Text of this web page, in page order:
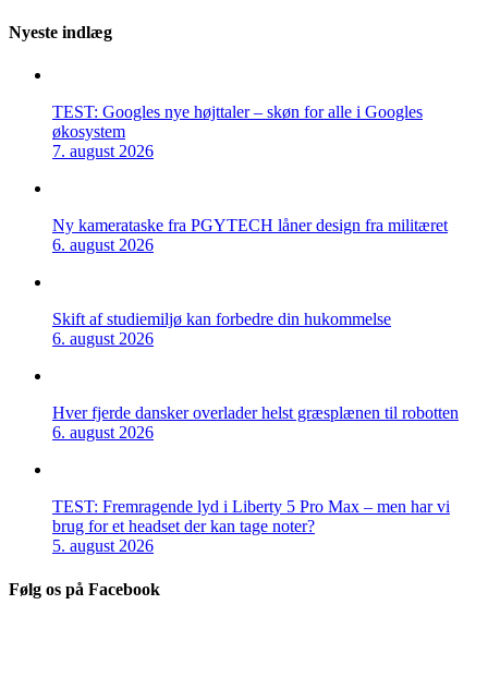
Nyeste indlæg
TEST: Googles nye højttaler – skøn for alle i Googles
økosystem
7. august 2026
Ny kamerataske fra PGYTECH låner design fra militæret
6. august 2026
Skift af studiemiljø kan forbedre din hukommelse
6. august 2026
Hver fjerde dansker overlader helst græsplænen til robotten
6. august 2026
TEST: Fremragende lyd i Liberty 5 Pro Max – men har vi
brug for et headset der kan tage noter?
5. august 2026
Følg os på Facebook